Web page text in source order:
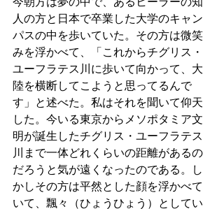
人の方と日本で卒業した大学のキャン
パスの中を歩いていた。その方は微笑
みを浮かべて、「これからチグリス・
ユーフラテス川に歩いて向かって、大
陸を横断してこようと思ってるんで
す」と述べた。私はそれを聞いて仰天
した。今いる東京からメソポタミア文
明が誕生したチグリス・ユーフラテス
川まで一体どれくらいの距離があるの
だろうと気が遠くなったのである。し
かしその方は平然とした顔を浮かべて
いて、飄々（ひょうひょう）としてい